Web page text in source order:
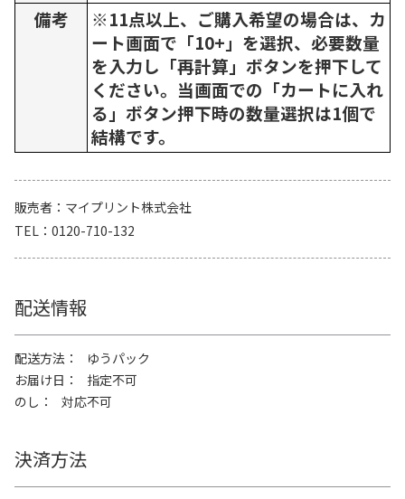
備考
※11点以上、ご購入希望の場合は、カ
ート画面で「10+」を選択、必要数量
を入力し「再計算」ボタンを押下して
ください。当画面での「カートに入れ
る」ボタン押下時の数量選択は1個で
結構です。
販売者
マイプリント株式会社
TEL
0120-710-132
配送情報
配送方法
ゆうパック
お届け日
指定不可
のし
対応不可
決済方法